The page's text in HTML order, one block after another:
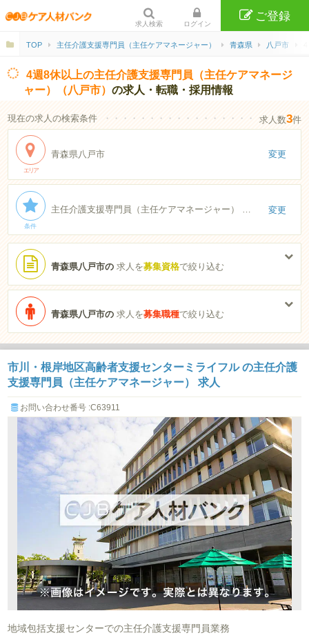
求人検索 ログイン
ご登録
TOP 主任介護支援専門員（主任ケアマネージャー） 青森県 八戸市
4週8休以上の主任介護支援専門員（主任ケアマネージ
ャー）（八戸市）の求人・転職・採用情報
現在の求人の検索条件 ・・・・・・・・・・・・・・・・・・・・・・
求人数3件
エリア
青森県八戸市 変更
条件
主任介護支援専門員（主任ケアマネージャー） 4週8休以上 変更
青森県八戸市の求人を募集資格で絞り込む
青森県八戸市の求人を募集職種で絞り込む
市川・根岸地区高齢者支援センターミライフル の主任介護
支援専門員（主任ケアマネージャー） 求人
お問い合わせ番号 :C63911
地域包括支援センターでの主任介護支援専門員業務